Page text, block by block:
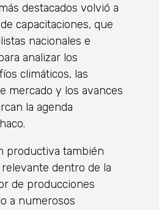
destacados volvió a
capacitaciones, que
nacionales e
analizar los
climáticos, las
mercado y los avances
la agenda
productiva también
dentro de la
de producciones
a numerosos